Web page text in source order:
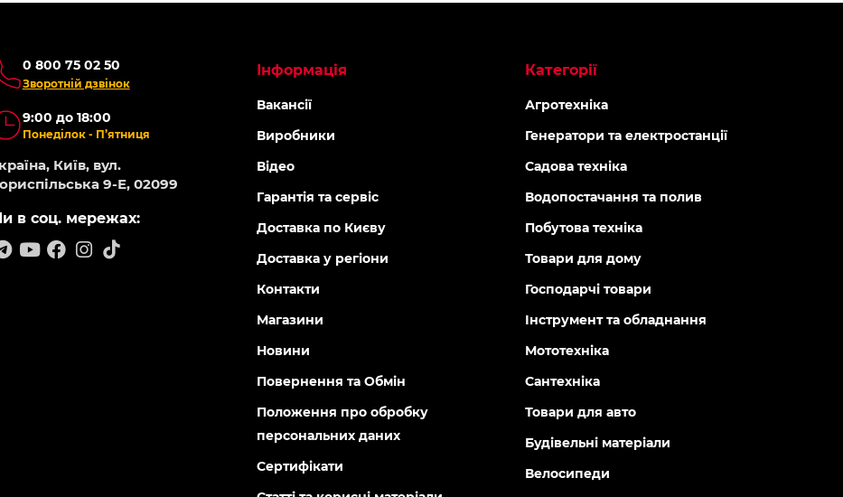
0 800 75 02 50
Зворотній дзвінок
9:00 до 18:00
Понеділок - П’ятниця
Київ, вул.
9-Е, 02099
в соц. мережах:
Інформація
Вакансії
Виробники
Відео
Гарантія та сервіс
Доставка по Києву
Доставка у регіони
Контакти
Магазини
Новини
Повернення та Обмін
Положення про обробку
персональних даних
Сертифікати
Категорії
Агротехніка
Генератори та електростанції
Садова техніка
Водопостачання та полив
Побутова техніка
Товари для дому
Господарчі товари
Інструмент та обладнання
Мототехніка
Сантехніка
Товари для авто
Будівельні матеріали
Велосипеди